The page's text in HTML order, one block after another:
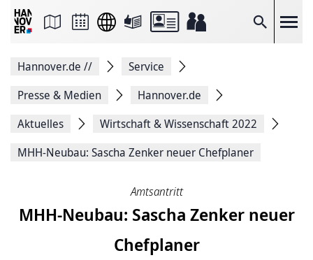
Suche
Seite
Facebook
teilen
Seitenlink
Seite
Hannover.de //
Service
Presse & Medien
Hannover.de
Aktuelles
Wirtschaft & Wissenschaft 2022
MHH-Neubau: Sascha Zenker neuer Chefplaner
Amtsantritt
MHH-Neubau: Sascha Zenker neuer
Chefplaner